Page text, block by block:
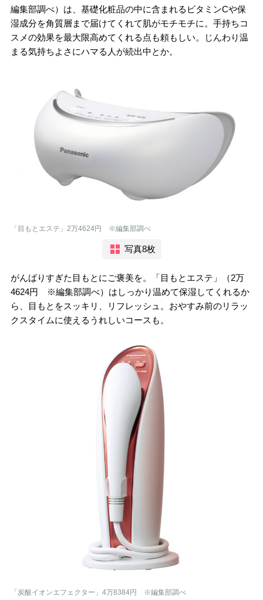
編集部調べ）は、基礎化粧品の中に含まれるビタミンCや保
湿成分を角質層まで届けてくれて肌がモチモチに。手持ちコ
スメの効果を最大限高めてくれる点も頼もしい。じんわり温
まる気持ちよさにハマる人が続出中とか。
「目もとエステ」2万4624円 ※編集部調べ
写真8枚
がんばりすぎた目もとにご褒美を。「目もとエステ」（2万
4624円 ※編集部調べ）はしっかり温めて保湿してくれるか
ら、目もとをスッキリ、リフレッシュ。おやすみ前のリラッ
クスタイムに使えるうれしいコースも。
「炭酸イオンエフェクター」4万8384円 ※編集部調べ